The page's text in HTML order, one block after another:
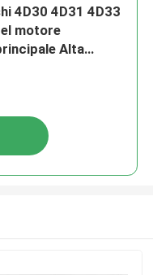
4D30 4D31 4D33
motore
Alta